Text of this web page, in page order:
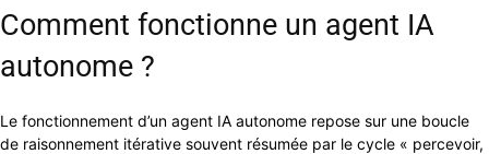
Comment fonctionne un agent IA
autonome ?
Le fonctionnement d’un agent IA autonome repose sur une boucle
de raisonnement itérative souvent résumée par le cycle « percevoir,